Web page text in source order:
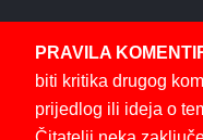
PRAVILA
biti kritika drugog
prijedlog ili ideja o